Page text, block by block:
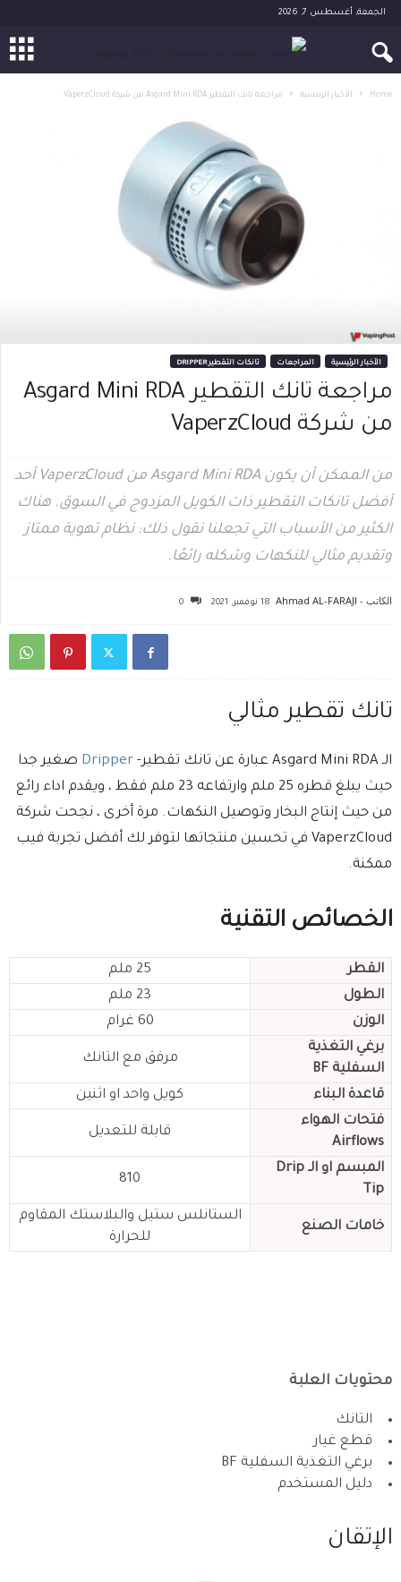
الجمعة, أغسطس 7, 2026
Home الأخبار الرئيسية مراجعة تانك التقطير Asgard Mini RDA من شركة VaperzCloud
الأخبار الرئيسية المراجعات تانكات التقطير DRIPPER
مراجعة تانك التقطير Asgard Mini RDA
من شركة VaperzCloud
من الممكن أن يكون Asgard Mini RDA من VaperzCloud أحد
أفضل تانكات التقطير ذات الكويل المزدوج في السوق. هناك
الكثير من الأسباب التي تجعلنا نقول ذلك: نظام تهوية ممتاز
وتقديم مثالي للنكهات وشكله رائعًا.
الكاتب - Ahmad AL-FARAJI 18 نوفمبر، 2021 0
تانك تقطير مثالي
الـ Asgard Mini RDA عبارة عن تانك تقطير- Dripper صغير جدا
حيث يبلغ قطره 25 ملم وارتفاعه 23 ملم فقط ، ويقدم اداء رائع
من حيث إنتاج البخار وتوصيل النكهات. مرة أخرى ، نجحت شركة
VaperzCloud في تحسين منتجاتها لتوفر لك أفضل تجربة فيب
ممكنة.
الخصائص التقنية
القطر
25 ملم
الطول
23 ملم
الوزن
60 غرام
برغي التغذية
السفلية BF
مرفق مع التانك
قاعدة البناء
كويل واحد او اثنين
فتحات الهواء
Airflows
قابلة للتعديل
المبسم او الـ Drip
Tip
810
خامات الصنع
الستانلس ستيل والبلاستك المقاوم
للحرارة
محتويات العلبة
التانك
قطع غيار
برغي التغذية السفلية BF
دليل المستخدم
الإتقان